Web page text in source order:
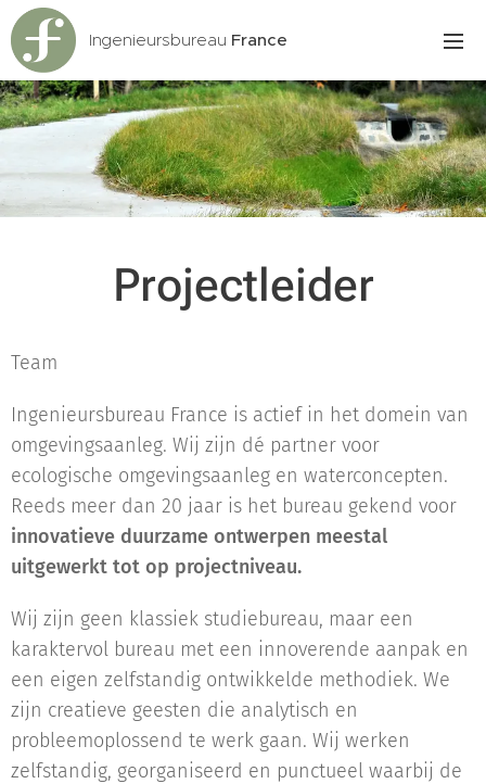
Ingenieursbureau France
Projectleider
Team
Ingenieursbureau France is actief in het domein van
omgevingsaanleg. Wij zijn dé partner voor
ecologische omgevingsaanleg en waterconcepten.
Reeds meer dan 20 jaar is het bureau gekend voor
innovatieve duurzame ontwerpen meestal
uitgewerkt tot op projectniveau.
Wij zijn geen klassiek studiebureau, maar een
karaktervol bureau met een innoverende aanpak en
een eigen zelfstandig ontwikkelde methodiek. We
zijn creatieve geesten die analytisch en
probleemoplossend te werk gaan. Wij werken
zelfstandig, georganiseerd en punctueel waarbij de